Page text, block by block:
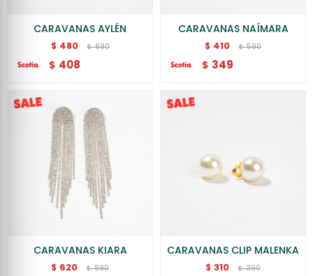
CARAVANAS AYLÉN
$ 480 $ 690
$ 408
CARAVANAS NAÍMARA
$ 410 $ 590
$ 349
CARAVANAS KIARA
$ 620 $ 890
CARAVANAS CLIP MALENKA
$ 310 $ 390